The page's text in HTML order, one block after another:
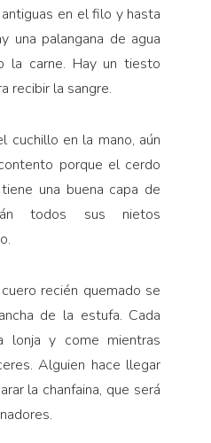
en el filo y hasta
una palangana de agua
la carne. Hay un tiesto
recibir la sangre.
cuchillo en la mano, aún
porque el cerdo
una buena capa de
todos sus nietos
recién quemado se
de la estufa. Cada
lonja y come mientras
Alguien hace llegar
la chanfaina, que será